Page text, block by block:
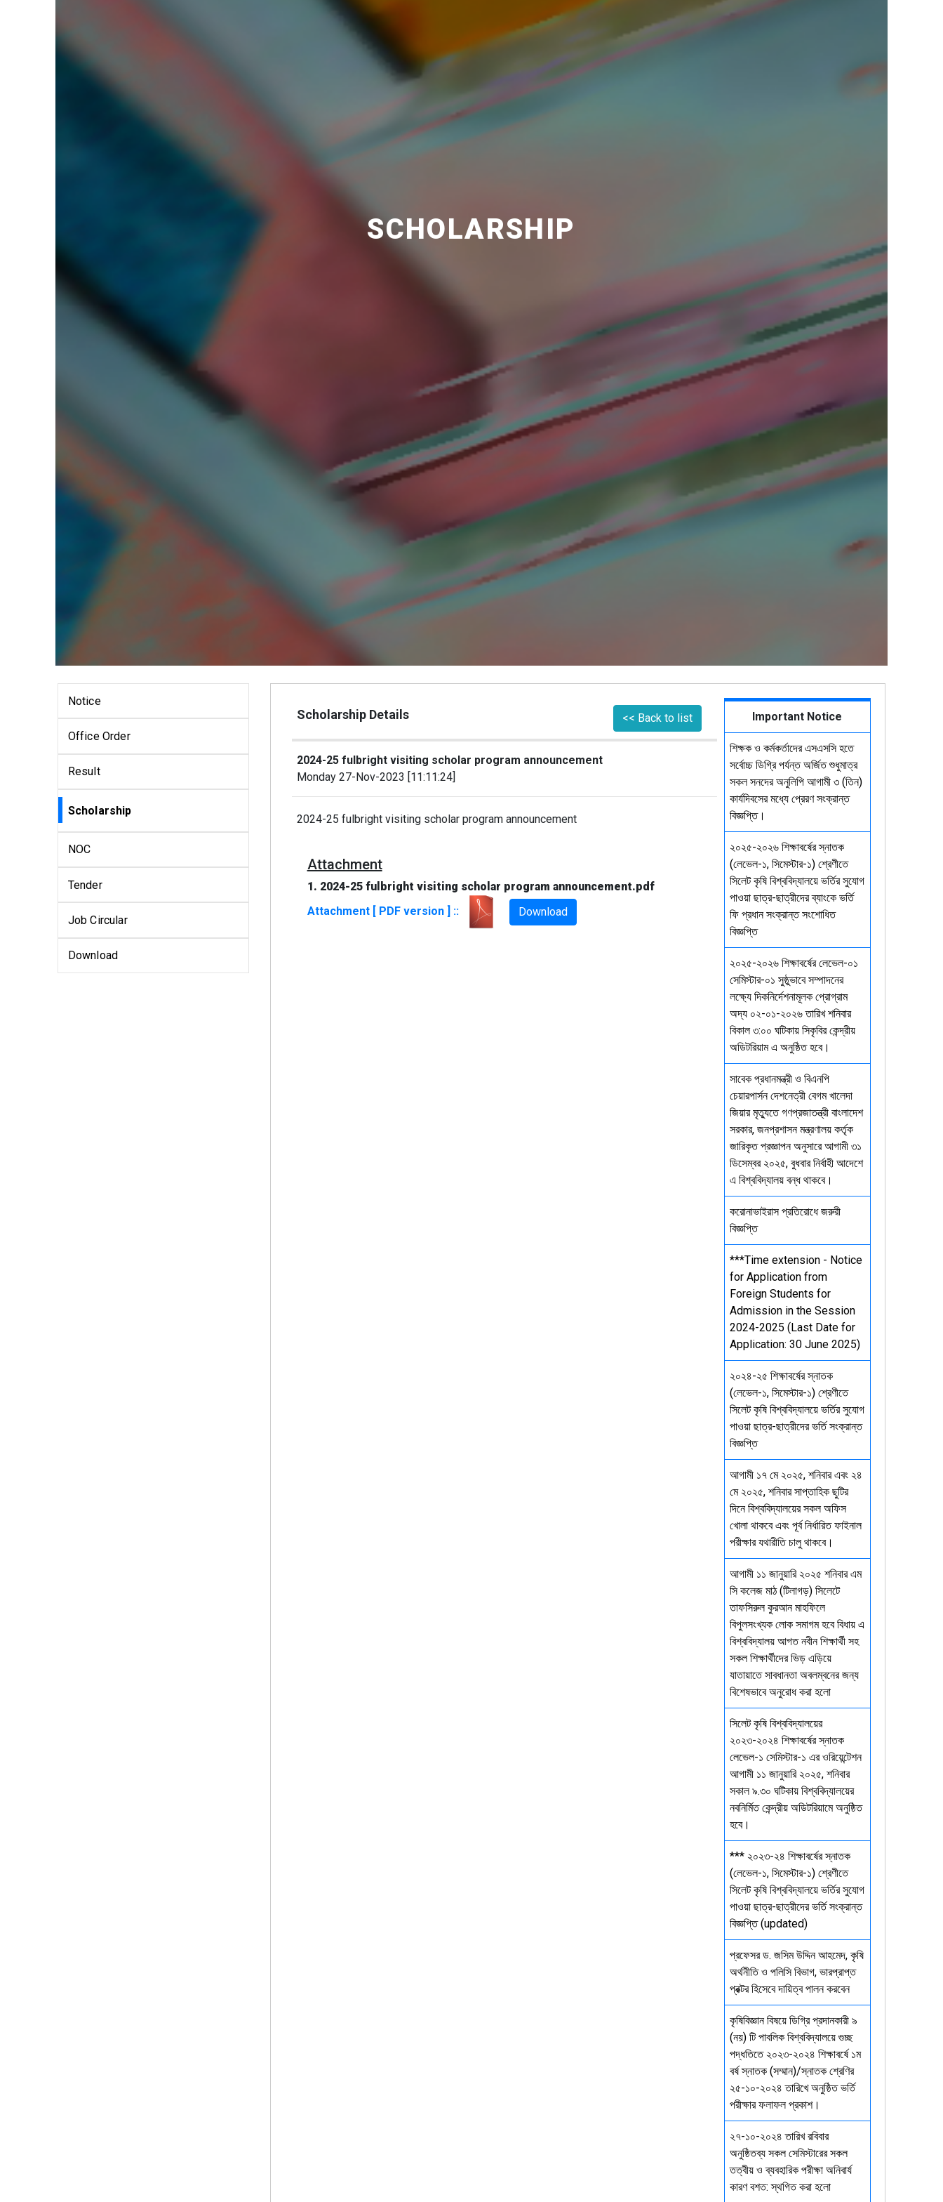
SCHOLARSHIP
Notice
Office Order
Result
Scholarship
NOC
Tender
Job Circular
Download
Scholarship Details << Back to list
2024-25 fulbright visiting scholar program announcement
Monday 27-Nov-2023 [11:11:24]
2024-25 fulbright visiting scholar program announcement
Attachment
1. 2024-25 fulbright visiting scholar program announcement.pdf
Attachment [ PDF version ] ::
Download
Important Notice
শিক্ষক ও কর্মকর্তাদের এসএসসি হতে
সর্বোচ্চ ডিগ্রি পর্যন্ত অর্জিত শুধুমাত্র
সকল সনদের অনুলিপি আগামী ৩ (তিন)
কার্যদিবসের মধ্যে প্রেরণ সংক্রান্ত
বিজ্ঞপ্তি।
২০২৫-২০২৬ শিক্ষাবর্ষের স্নাতক
(লেভেল-১, সিমেস্টার-১) শ্রেণীতে
সিলেট কৃষি বিশ্ববিদ্যালয়ে ভর্তির সুযোগ
পাওয়া ছাত্র-ছাত্রীদের ব্যাংকে ভর্তি
ফি প্রধান সংক্রান্ত সংশোধিত
বিজ্ঞপ্তি
২০২৫-২০২৬ শিক্ষাবর্ষের লেভেল-০১
সেমিস্টার-০১ সুষ্ঠুভাবে সম্পাদনের
লক্ষ্যে দিকনির্দেশনামূলক প্রোগ্রাম
অদ্য ০২-০১-২০২৬ তারিখ শনিবার
বিকাল ৩:০০ ঘটিকায় সিকৃবির কেন্দ্রীয়
অডিটরিয়াম এ অনুষ্ঠিত হবে।
সাবেক প্রধানমন্ত্রী ও বিএনপি
চেয়ারপার্সন দেশনেত্রী বেগম খালেদা
জিয়ার মৃত্যুতে গণপ্রজাতন্ত্রী বাংলাদেশ
সরকার, জনপ্রশাসন মন্ত্রণালয় কর্তৃক
জারিকৃত প্রজ্ঞাপন অনুসারে আগামী ৩১
ডিসেম্বর ২০২৫, বুধবার নির্বাহী আদেশে
এ বিশ্ববিদ্যালয় বন্ধ থাকবে।
করোনাভাইরাস প্রতিরোধে জরুরী
বিজ্ঞপ্তি
***Time extension - Notice
for Application from
Foreign Students for
Admission in the Session
2024-2025 (Last Date for
Application: 30 June 2025)
২০২৪-২৫ শিক্ষাবর্ষের স্নাতক
(লেভেল-১, সিমেস্টার-১) শ্রেণীতে
সিলেট কৃষি বিশ্ববিদ্যালয়ে ভর্তির সুযোগ
পাওয়া ছাত্র-ছাত্রীদের ভর্তি সংক্রান্ত
বিজ্ঞপ্তি
আগামী ১৭ মে ২০২৫, শনিবার এবং ২৪
মে ২০২৫, শনিবার সাপ্তাহিক ছুটির
দিনে বিশ্ববিদ্যালয়ের সকল অফিস
খোলা থাকবে এবং পূর্ব নির্ধারিত ফাইনাল
পরীক্ষার যথারীতি চালু থাকবে।
আগামী ১১ জানুয়ারি ২০২৫ শনিবার এম
সি কলেজ মাঠ (টিলাগড়) সিলেটে
তাফসিরুল কুরআন মাহফিলে
বিপুলসংখ্যক লোক সমাগম হবে বিধায় এ
বিশ্ববিদ্যালয় আগত নবীন শিক্ষার্থী সহ
সকল শিক্ষার্থীদের ভিড় এড়িয়ে
যাতায়াতে সাবধানতা অবলম্বনের জন্য
বিশেষভাবে অনুরোধ করা হলো
সিলেট কৃষি বিশ্ববিদ্যালয়ের
২০২৩-২০২৪ শিক্ষাবর্ষের স্নাতক
লেভেল-১ সেমিস্টার-১ এর ওরিয়েন্টেশন
আগামী ১১ জানুয়ারি ২০২৫, শনিবার
সকাল ৯.৩০ ঘটিকায় বিশ্ববিদ্যালয়ের
নবনির্মিত কেন্দ্রীয় অডিটরিয়ামে অনুষ্ঠিত
হবে।
*** ২০২৩-২৪ শিক্ষাবর্ষের স্নাতক
(লেভেল-১, সিমেস্টার-১) শ্রেণীতে
সিলেট কৃষি বিশ্ববিদ্যালয়ে ভর্তির সুযোগ
পাওয়া ছাত্র-ছাত্রীদের ভর্তি সংক্রান্ত
বিজ্ঞপ্তি (updated)
প্রফেসর ড. জসিম উদ্দিন আহমেদ, কৃষি
অর্থনীতি ও পলিসি বিভাগ, ভারপ্রাপ্ত
প্রক্টর হিসেবে দায়িত্ব পালন করবেন
কৃষিবিজ্ঞান বিষয়ে ডিগ্রি প্রদানকারী ৯
(নয়) টি পাবলিক বিশ্ববিদ্যালয়ে গুচ্ছ
পদ্ধতিতে ২০২৩-২০২৪ শিক্ষাবর্ষে ১ম
বর্ষ স্নাতক (সম্মান)/স্নাতক শ্রেণির
২৫-১০-২০২৪ তারিখে অনুষ্ঠিত ভর্তি
পরীক্ষার ফলাফল প্রকাশ।
২৭-১০-২০২৪ তারিখ রবিবার
অনুষ্ঠিতব্য সকল সেমিস্টারের সকল
তত্বীয় ও ব্যবহারিক পরীক্ষা অনিবার্য
কারণ বশত: স্থগিত করা হলো